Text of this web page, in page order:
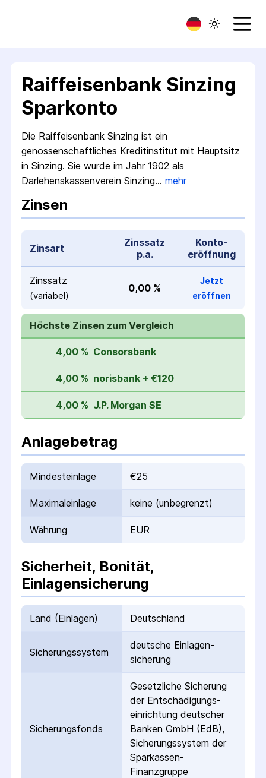
Raiffeisenbank Sinzing
Sparkonto
Die Raiffeisenbank Sinzing ist ein
genossenschaftliches Kredit­institut mit Hauptsitz
in Sinzing. Sie wurde im Jahr 1902 als
Darlehenskassen­verein Sinzing… mehr
Zinsen
Zinsart
Zinssatz
p.a.
Konto­
eröffnung
Zinssatz
(variabel)
0,00 %
Jetzt
eröffnen
Höchste Zinsen zum Vergleich
4,00 % Consorsbank
4,00 % norisbank + €120
4,00 % J.P. Morgan SE
Anlagebetrag
Mindesteinlage €25
Maximaleinlage keine (unbegrenzt)
Währung EUR
Sicherheit, Bonität,
Einlagensicherung
Land (Einlagen) Deutschland
Sicherungs­system
deutsche Einlagen­
sicherung
Sicherungs­fonds
Gesetzliche Sicherung
der Entschädigungs­
einrichtung deutscher
Banken GmbH (EdB),
Sicherungssystem der
Sparkassen-
Finanzgruppe